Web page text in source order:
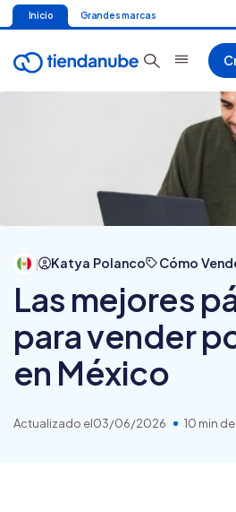
Inicio Grandes marcas
| Katya Polanco Cómo
Las mejores
para vender
en México
Actualizado el03/06/2026 10 min